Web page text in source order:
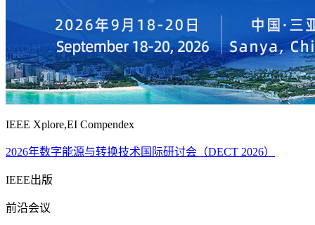
IEEE Xplore,EI Compendex
2026年数字能源与转换技术国际研讨会（DECT 2026）
IEEE出版
前沿会议